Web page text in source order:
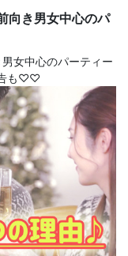
向き男女中心のパ
女中心のパーティー
告も♡♡